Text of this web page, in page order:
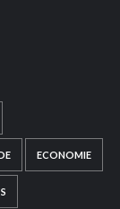
ECONOMIE